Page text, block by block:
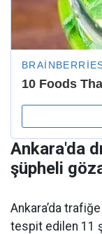
Ankara'da
şüpheli
Ankara’da
tespit edilen 11